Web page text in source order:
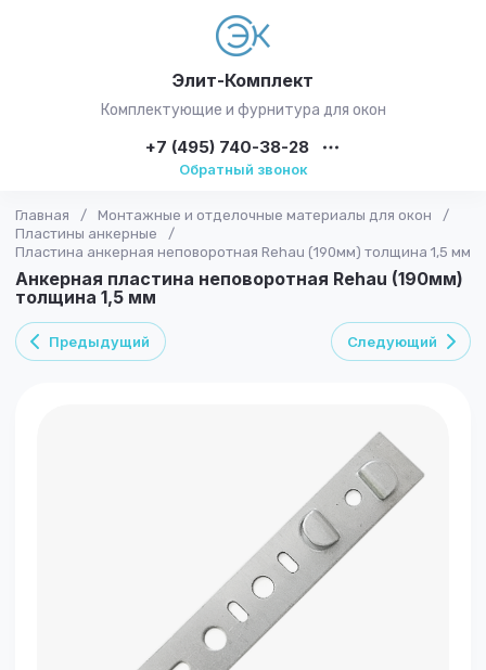
Элит-Комплект
Комплектующие и фурнитура для окон
+7 (495) 740-38-28
Обратный звонок
Главная / Монтажные и отделочные материалы для окон
/
Пластины анкерные
/
Пластина анкерная неповоротная Rehau (190мм) толщина 1,5 мм
Анкерная пластина неповоротная Rehau (190мм)
толщина 1,5 мм
Предыдущий Следующий